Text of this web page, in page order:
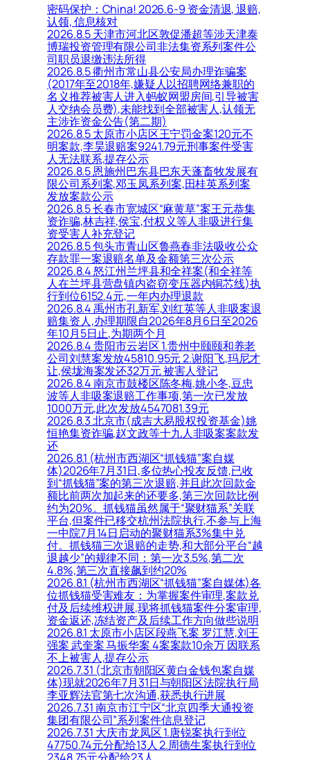
密码保护：China! 2026.6-9 资金清退, 退赔,
认领, 信息核对
2026.8.5 天津市河北区敦促潘超等涉天津泰
博瑞投资管理有限公司非法集资系列案件公
司职员退缴违法所得
2026.8.5 衢州市常山县公安局办理诈骗案
(2017年至2018年,嫌疑人以招聘网络兼职的
名义推荐被害人进入蚂蚁网盟房间,引导被害
人交纳会员费),未能找到全部被害人,认领无
主涉诈资金公告(第二期)
2026.8.5 太原市小店区王宁罚金案120元不
明案款,李昊退赔案9241.79元刑事案件受害
人无法联系,提存公示
2026.8.5 恩施州巴东县巴东天蓬畜牧发展有
限公司系列案,邓玉凤系列案,田桂英系列案
发放案款公示
2026.8.5 长春市宽城区“麻黄草”案王元恭集
资诈骗,林吉祥,侯宝,付权义等人非吸进行集
资受害人补充登记
2026.8.5 包头市青山区鲁燕春非法吸收公众
存款罪一案退赔名单及金额第三次公示
2026.8.4 怒江州兰坪县和全祥案(和全祥等
人在兰坪县营盘镇内盗窃变压器内铜芯线)执
行到位6152.4元,一年内办理退款
2026.8.4 禹州市孔新军,刘红英等人非吸案退
赔集资人,办理期限自2026年8月6日至2026
年10月5日止,为期两个月
2026.8.4 贵阳市云岩区 1.贵州中颐颐和养老
公司刘慧案发放45810.95元 2.谢阳飞,玛尼才
让,侯垅海案发还32万元 被害人登记
2026.8.4 南京市鼓楼区陈冬梅,姚小冬,豆忠
波等人非吸案退赔工作事项,第一次已发放
1000万元,此次发放4547081.39元
2026.8.3 北京市(成吉大易股权投资基金)姚
恒艳集资诈骗,赵文政等十九人非吸案案款发
还
2026.8.1 (杭州市西湖区“抓钱猫”案自媒
体)2026年7月31日,多位热心投友反馈,已收
到“抓钱猫”案的第三次退赔,并且此次回款金
额比前两次加起来的还要多,第三次回款比例
约为20%。抓钱猫虽然属于“聚财猫系”关联
平台,但案件已移交杭州法院执行,不参与上海
一中院7月14日启动的聚财猫系3%集中兑
付。抓钱猫三次退赔的走势,和大部分平台“越
退越少”的规律不同：第一次3.5%,第二次
4.8%,第三次直接飙到约20%
2026.8.1 (杭州市西湖区“抓钱猫”案自媒体)各
位抓钱猫受害难友：为掌握案件审理,案款兑
付及后续维权进展,现将抓钱猫案件分案审理,
资金返还,冻结资产及后续工作方向做些说明
2026.8.1 太原市小店区段燕飞案 罗江慧,刘王
强案 武奎案 马振华案 4案案款10余万 因联系
不上被害人,提存公示
2026.7.31 (北京市朝阳区黄白金钱包案自媒
体)现就2026年7月31日与朝阳区法院执行局
李亚辉法官第七次沟通,获悉执行进展
2026.7.31 南京市江宁区“北京四季大通投资
集团有限公司”系列案件信息登记
2026.7.31 大庆市龙凤区 1.唐锐案执行到位
47750.74元分配给13人 2.周德生案执行到位